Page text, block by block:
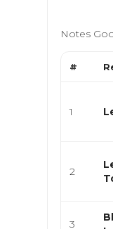
Notes
#
1
2
3